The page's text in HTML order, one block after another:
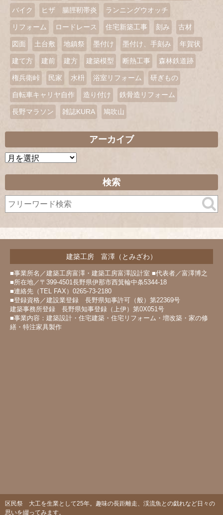
バイク ヒザ 腸脛靭帯炎 ランニングウオッチ
リフォーム ロードレース 住宅新築工事 刻み 古材
図面 土台敷 地鎮祭 墨付け 墨付け、手刻み 年賀状
建て方 建前 建方 建築模型 断熱工事 森林鉄道跡
権兵衛峠 民家 水枡 浴室リフォーム 研ぎもの
自転車キャリヤ自作 造り付け 鉄骨造リフォーム
長野マラソン 雑誌KURA 鳩吹山
アーカイブ
ア
イ
ブ
検索
建築工房 富澤（とみざわ）
■事業所名／建築工房富澤・建築工房富澤設計室 ■代表者／富澤博之
■所在地／〒399-4501長野県伊那市西箕輪中条5344-18
■連絡先（TEL FAX）0265-73-2180
■登録資格／建設業登録 長野県知事許可（般）第22369号
建築事務所登録 長野県知事登録（上伊）第0X051号
■事業内容：建築設計・住宅建築・住宅リフォーム・増改築・家の修
繕・特注家具製作
区民祭 大工を生業として25年。趣味の長距離走、渓流魚との戯れなど日々の
思いを綴ってみます。